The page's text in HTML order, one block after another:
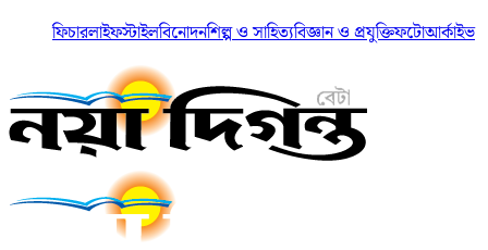
ফিচারলাইফস্টাইলবিনোদনশিল্প ও সাহিত্যবিজ্ঞান ও প্রযুক্তিফটোআর্কাইভ